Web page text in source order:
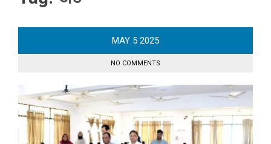
MAY 5 2025
NO COMMENTS